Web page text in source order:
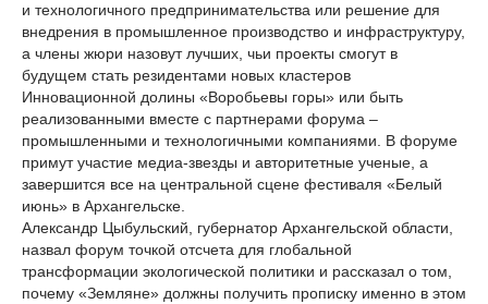
и технологичного предпринимательства или решение для
внедрения в промышленное производство и инфраструктуру,
а члены жюри назовут лучших, чьи проекты смогут в
будущем стать резидентами новых кластеров
Инновационной долины «Воробьевы горы» или быть
реализованными вместе с партнерами форума –
промышленными и технологичными компаниями. В форуме
примут участие медиа-звезды и авторитетные ученые, а
завершится все на центральной сцене фестиваля «Белый
июнь» в Архангельске.
Александр Цыбульский, губернатор Архангельской области,
назвал форум точкой отсчета для глобальной
трансформации экологической политики и рассказал о том,
почему «Земляне» должны получить прописку именно в этом